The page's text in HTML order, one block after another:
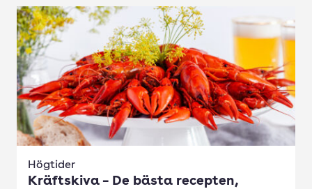
Högtider
Kräftskiva – De bästa recepten,